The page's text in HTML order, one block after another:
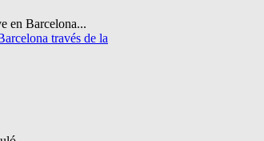
en Barcelona...
través de la